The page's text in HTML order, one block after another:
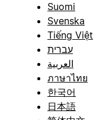
Suomi
Svenska
Tiếng Việt
עברית
العربية
ภาษาไทย
한국어
日本語